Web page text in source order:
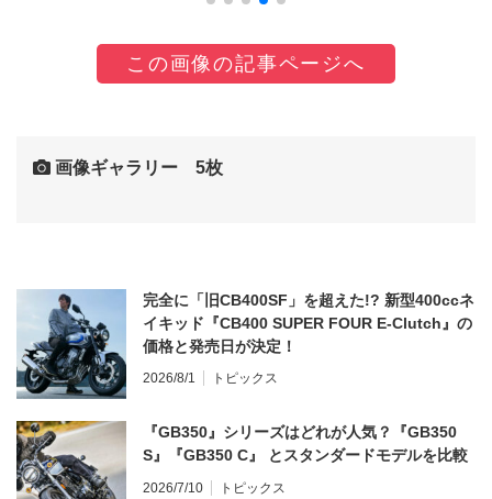
この画像の記事ページへ
画像ギャラリー 5枚
完全に「旧CB400SF」を超えた!? 新型400ccネ
イキッド『CB400 SUPER FOUR E-Clutch』の
価格と発売日が決定！
2026/8/1 トピックス
『GB350』シリーズはどれが人気？『GB350
S』『GB350 C』 とスタンダードモデルを比較
2026/7/10 トピックス